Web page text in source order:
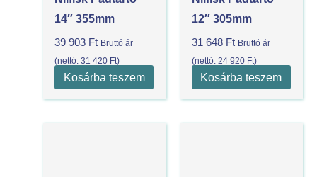
14″ 355mm
39 903 Ft Bruttó ár
(nettó:31 420 Ft)
Kosárba teszem
12″ 305mm
31 648 Ft Bruttó ár
(nettó: 24 920 Ft)
Kosárba teszem